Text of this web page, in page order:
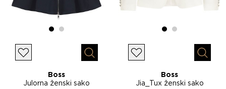
Lista želja Brzi pregled
Boss
Julorna ženski sako
Lista želja Brzi
Boss
Jia_Tux ženski sako